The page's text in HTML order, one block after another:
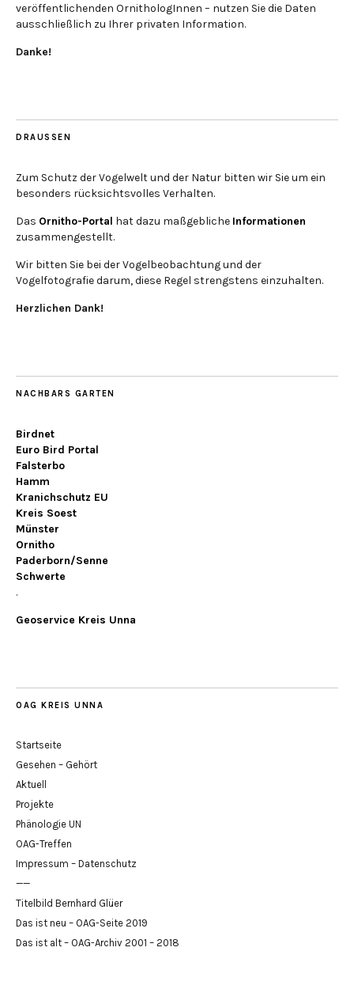
veröffentlichenden OrnithologInnen – nutzen Sie die Daten
ausschließlich zu Ihrer privaten Information.
Danke!
DRAUSSEN
Zum Schutz der Vogelwelt und der Natur bitten wir Sie um ein
besonders rücksichtsvolles Verhalten.
Das Ornitho-Portal hat dazu maßgebliche Informationen
zusammengestellt.
Wir bitten Sie bei der Vogelbeobachtung und der
Vogelfotografie darum, diese Regel strengstens einzuhalten.
Herzlichen Dank!
NACHBARS GARTEN
Birdnet
Euro Bird Portal
Falsterbo
Hamm
Kranichschutz EU
Kreis Soest
Münster
Ornitho
Paderborn/Senne
Schwerte
.
Geoservice Kreis Unna
OAG KREIS UNNA
Startseite
Gesehen – Gehört
Aktuell
Projekte
Phänologie UN
OAG-Treffen
Impressum – Datenschutz
——
Titelbild Bernhard Glüer
Das ist neu – OAG-Seite 2019
Das ist alt – OAG-Archiv 2001 – 2018